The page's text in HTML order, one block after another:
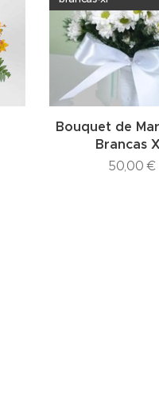
Bouquet de
Brancas
50,00 €